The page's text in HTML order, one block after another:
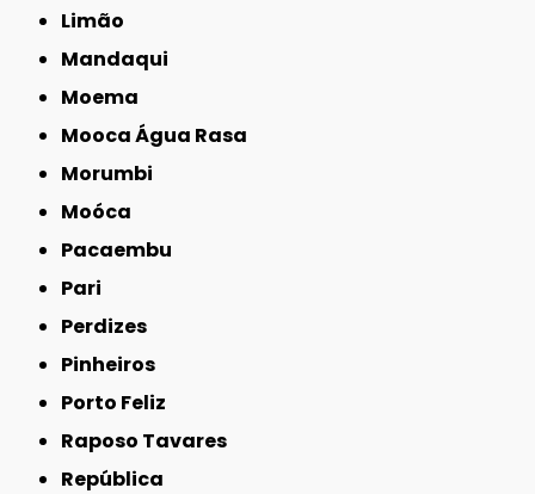
Limão
Mandaqui
Moema
Mooca Água Rasa
Morumbi
Moóca
Pacaembu
Pari
Perdizes
Pinheiros
Porto Feliz
Raposo Tavares
República